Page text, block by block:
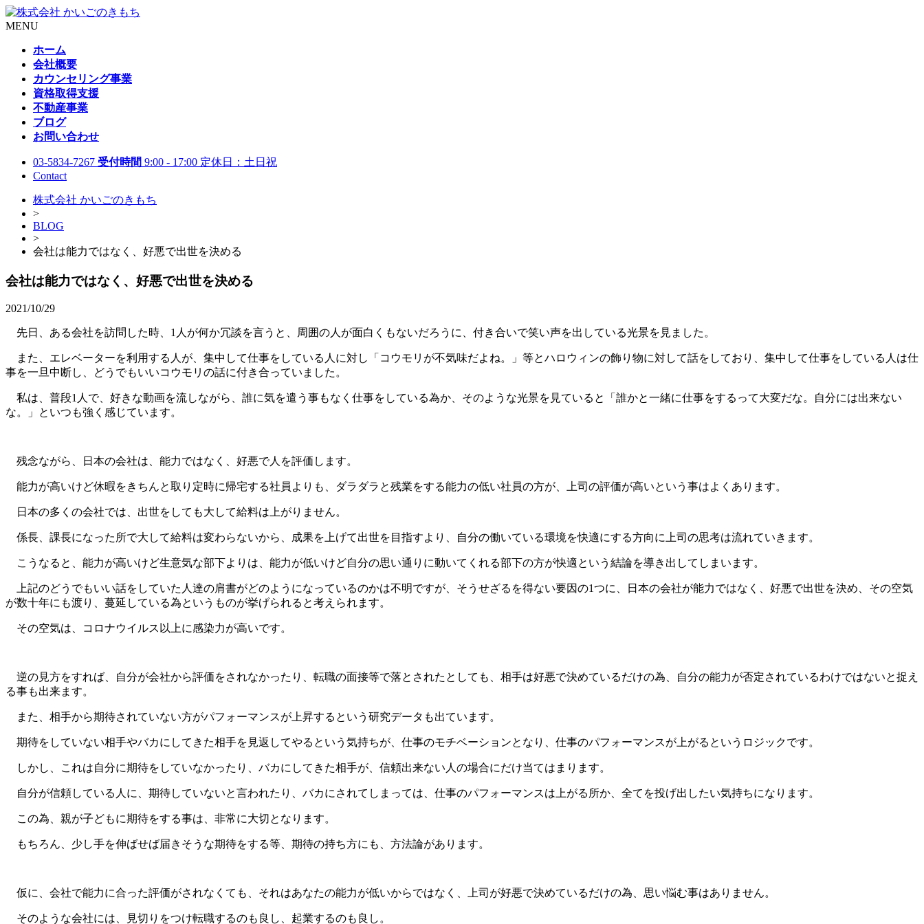
MENU
ホーム
会社概要
カウンセリング事業
資格取得支援
不動産事業
ブログ
お問い合わせ
03-5834-7267 受付時間 9:00 - 17:00 定休日：土日祝
Contact
株式会社 かいごのきもち
>
BLOG
>
会社は能力ではなく、好悪で出世を決める
会社は能力ではなく、好悪で出世を決める
2021/10/29
先日、ある会社を訪問した時、1人が何か冗談を言うと、周囲の人が面白くもないだろうに、付き合いで笑い声を出している光景を見ました。
また、エレベーターを利用する人が、集中して仕事をしている人に対し「コウモリが不気味だよね。」等とハロウィンの飾り物に対して話をしており、集中して仕事をしている人は仕
事を一旦中断し、どうでもいいコウモリの話に付き合っていました。
私は、普段1人で、好きな動画を流しながら、誰に気を遣う事もなく仕事をしている為か、そのような光景を見ていると「誰かと一緒に仕事をするって大変だな。自分には出来ない
な。」といつも強く感じています。
残念ながら、日本の会社は、能力ではなく、好悪で人を評価します。
能力が高いけど休暇をきちんと取り定時に帰宅する社員よりも、ダラダラと残業をする能力の低い社員の方が、上司の評価が高いという事はよくあります。
日本の多くの会社では、出世をしても大して給料は上がりません。
係長、課長になった所で大して給料は変わらないから、成果を上げて出世を目指すより、自分の働いている環境を快適にする方向に上司の思考は流れていきます。
こうなると、能力が高いけど生意気な部下よりは、能力が低いけど自分の思い通りに動いてくれる部下の方が快適という結論を導き出してしまいます。
上記のどうでもいい話をしていた人達の肩書がどのようになっているのかは不明ですが、そうせざるを得ない要因の1つに、日本の会社が能力ではなく、好悪で出世を決め、その空気
が数十年にも渡り、蔓延している為というものが挙げられると考えられます。
その空気は、コロナウイルス以上に感染力が高いです。
逆の見方をすれば、自分が会社から評価をされなかったり、転職の面接等で落とされたとしても、相手は好悪で決めているだけの為、自分の能力が否定されているわけではないと捉え
る事も出来ます。
また、相手から期待されていない方がパフォーマンスが上昇するという研究データも出ています。
期待をしていない相手やバカにしてきた相手を見返してやるという気持ちが、仕事のモチベーションとなり、仕事のパフォーマンスが上がるというロジックです。
しかし、これは自分に期待をしていなかったり、バカにしてきた相手が、信頼出来ない人の場合にだけ当てはまります。
自分が信頼している人に、期待していないと言われたり、バカにされてしまっては、仕事のパフォーマンスは上がる所か、全てを投げ出したい気持ちになります。
この為、親が子どもに期待をする事は、非常に大切となります。
もちろん、少し手を伸ばせば届きそうな期待をする等、期待の持ち方にも、方法論があります。
仮に、会社で能力に合った評価がされなくても、それはあなたの能力が低いからではなく、上司が好悪で決めているだけの為、思い悩む事はありません。
そのような会社には、見切りをつけ転職するのも良し、起業するのも良し。